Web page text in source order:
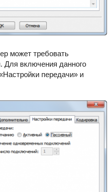
может требовать
Для включения данного
передачи» и